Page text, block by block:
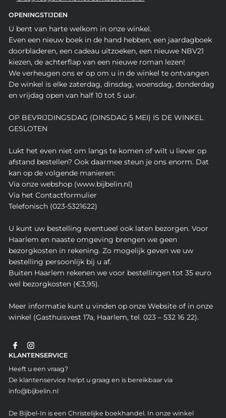
OPENINGSTIJDEN
U bent van harte welkom in onze winkel.
Even een nieuw boek in de hand hebben, een jaardagboek
doorbladeren, een cadeau uitzoeken, een nieuwe NBV21
kiezen, de achterflap van een nieuwe roman lezen!
We verheugen ons er op om u in de winkel te ontvangen
De winkel is elke zaterdag, dinsdag, woensdag, donderdag
en vrijdag open van half 10 tot 5 uur.
OP BEVRIJDINGSDAG (DINSDAG 5 MEI) IS DE WINKEL
GESLOTEN
Lukt het even niet om langs te komen of wilt u liever op
afstand bestellen? Ook daarmee steun je ons enorm. Dat
kan op de volgende manieren:
Via onze webshop (www.bijbelin.nl)
Via het Contactformulier
Telefonisch (023-5321622)
U kunt uw bestelling eventueel ook laten bezorgen. Voor
Haarlem en naaste omgeving brengen we geen
bezorgkosten in rekening. Zo mogelijk geven we uw
bestelling persoonlijk bij u af.
Buiten Haarlem rekenen we voor bestellingen tot 35 euro
wel bezorgkosten (€3,95).
Meer informatie kunt u vinden op onze Website of in onze
winkel (Gasthuisvest 17a, Haarlem, tel. 023 – 532 16 22).
KLANTENSERVICE
Heeft u een vraag?
De klantenservice helpt u graag en is bereikbaar via
info@bijbelin.nl
De Bijbel-In is een Christelijke boekhandel. In onze winkel